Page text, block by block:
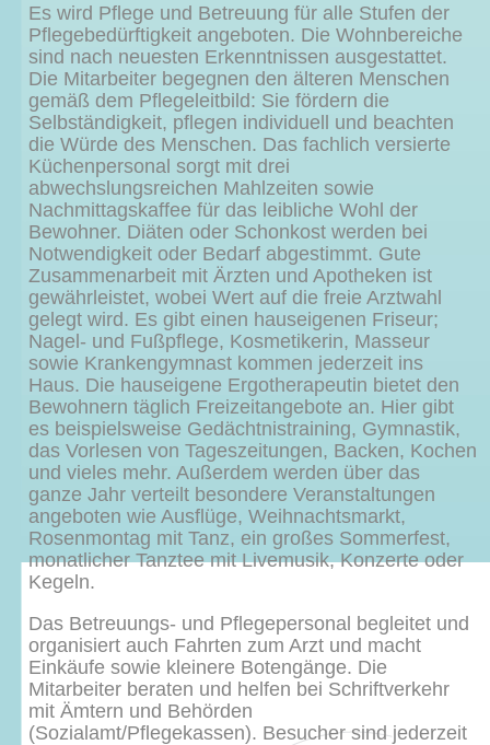
Es wird Pflege und Betreuung für alle Stufen der
Pflegebedürftigkeit angeboten. Die Wohnbereiche
sind nach neuesten Erkenntnissen ausgestattet.
Die Mitarbeiter begegnen den älteren Menschen
gemäß dem Pflegeleitbild: Sie fördern die
Selbständigkeit, pflegen individuell und beachten
die Würde des Menschen. Das fachlich versierte
Küchenpersonal sorgt mit drei
abwechslungsreichen Mahlzeiten sowie
Nachmittagskaffee für das leibliche Wohl der
Bewohner. Diäten oder Schonkost werden bei
Notwendigkeit oder Bedarf abgestimmt. Gute
Zusammenarbeit mit Ärzten und Apotheken ist
gewährleistet, wobei Wert auf die freie Arztwahl
gelegt wird. Es gibt einen hauseigenen Friseur;
Nagel- und Fußpflege, Kosmetikerin, Masseur
sowie Krankengymnast kommen jederzeit ins
Haus. Die hauseigene Ergotherapeutin bietet den
Bewohnern täglich Freizeitangebote an. Hier gibt
es beispielsweise Gedächtnistraining, Gymnastik,
das Vorlesen von Tageszeitungen, Backen, Kochen
und vieles mehr. Außerdem werden über das
ganze Jahr verteilt besondere Veranstaltungen
angeboten wie Ausflüge, Weihnachtsmarkt,
Rosenmontag mit Tanz, ein großes Sommerfest,
monatlicher Tanztee mit Livemusik, Konzerte oder
Kegeln.
Das Betreuungs- und Pflegepersonal begleitet und
organisiert auch Fahrten zum Arzt und macht
Einkäufe sowie kleinere Botengänge. Die
Mitarbeiter beraten und helfen bei Schriftverkehr
mit Ämtern und Behörden
(Sozialamt/Pflegekassen). Besucher sind jederzeit